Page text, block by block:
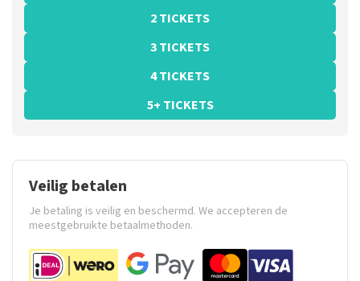
2 TICKETS
3 TICKETS
4 TICKETS
5+ TICKETS
Veilig betalen
Je betaling is veilig en beschermd. We accepteren de
meestgebruikte betaalmethoden.